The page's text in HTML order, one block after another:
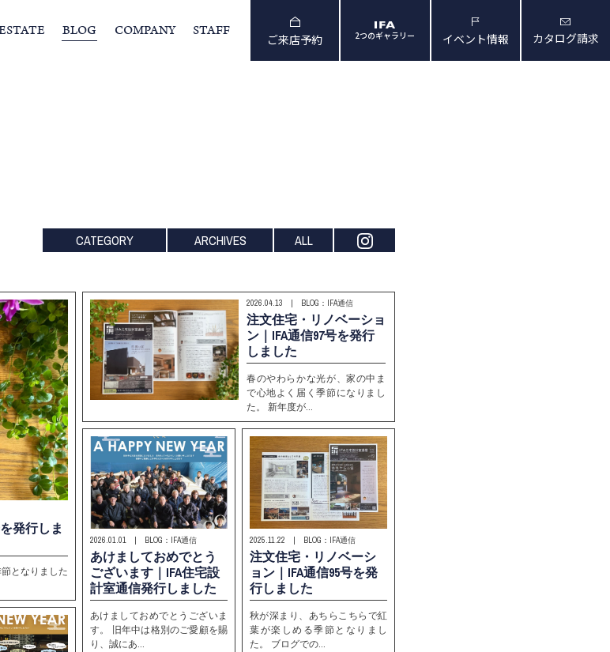
BLOG COMPANY STAFF
ご来店予約 2つのギャラリー イベント情報 カタログ請求
CATEGORY ARCHIVES ALL
発行しま
となりました
2026.04.13 | BLOG：IFA通信
注文住宅・リノベーショ
ン｜IFA通信97号を発行
しました
春のやわらかな光が、家の中ま
で心地よく届く季節になりまし
た。 新年度が…
2026.01.01 | BLOG：IFA通信
あけましておめでとう
ございます｜IFA住宅設
計室通信発行しました
あけましておめでとうございま
す。 旧年中は格別のご愛顧を賜
り、誠にあ…
2025.11.22 | BLOG：IFA通信
注文住宅・リノベーシ
ョン｜IFA通信95号を発
行しました
秋が深まり、あちらこちらで紅
葉が楽しめる季節となりまし
た。 ブログでの…